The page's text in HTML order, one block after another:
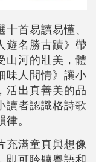
首易讀易懂、
遊名勝古蹟》帶
山河的壯美，體
味人間情》讓小
活出真善美的品
讀者認識格詩歌
。
充滿童真與想像
即可聆聽粵語和